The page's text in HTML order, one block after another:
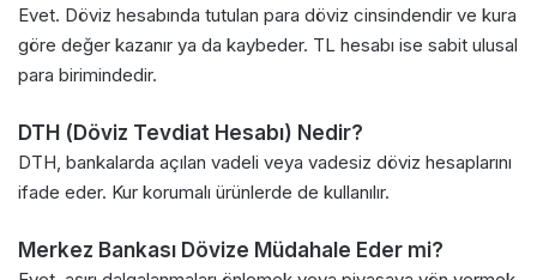
Evet. Döviz hesabında tutulan para döviz cinsindendir ve kura
göre değer kazanır ya da kaybeder. TL hesabı ise sabit ulusal
para birimindedir.
DTH (Döviz Tevdiat Hesabı) Nedir?
DTH, bankalarda açılan vadeli veya vadesiz döviz hesaplarını
ifade eder. Kur korumalı ürünlerde de kullanılır.
Merkez Bankası Dövize Müdahale Eder mi?